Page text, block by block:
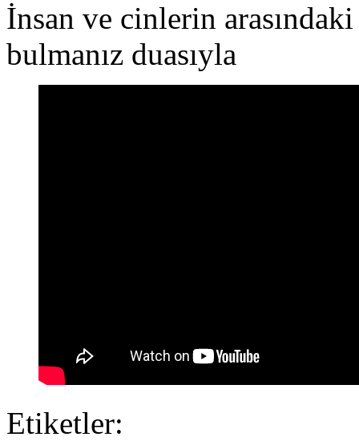
İnsan ve cinlerin
bulmanız duasıyla
Etiketler: